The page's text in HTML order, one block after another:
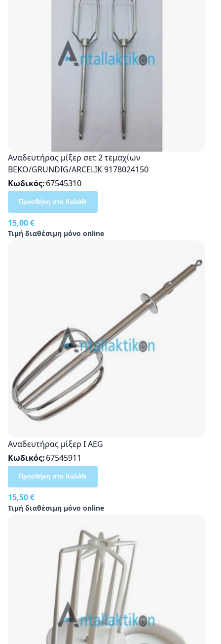
Αναδευτήρας μίξερ σετ 2 τεμαχίων
BEKO/GRUNDIG/ARCELIK 9178024150
Κωδικός 67545310
15,00 €
Τιμή διαθέσιμη μόνο online
Προσθήκη στο Καλάθι
Αναδευτήρας μίξερ Ι AEG
Κωδικός 67545911
15,50 €
Τιμή διαθέσιμη μόνο online
Προσθήκη στο Καλάθι